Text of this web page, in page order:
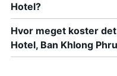
Hotel?
Hvor meget koster
Hotel, Ban Khlong